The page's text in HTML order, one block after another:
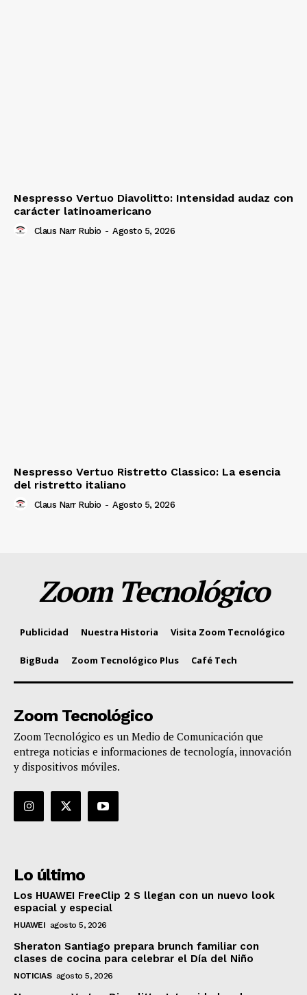
Nespresso Vertuo Diavolitto: Intensidad audaz con
carácter latinoamericano
Claus Narr Rubio - Agosto 5, 2026
Nespresso Vertuo Ristretto Classico: La esencia
del ristretto italiano
Claus Narr Rubio - Agosto 5, 2026
Zoom Tecnológico
Publicidad Nuestra Historia Visita Zoom Tecnológico
BigBuda Zoom Tecnológico Plus Café Tech
Zoom Tecnológico
Zoom Tecnológico es un Medio de Comunicación que
entrega noticias e informaciones de tecnología, innovación
y dispositivos móviles.
Lo último
Los HUAWEI FreeClip 2 S llegan con un nuevo look
espacial y especial
HUAWEI agosto 5, 2026
Sheraton Santiago prepara brunch familiar con
clases de cocina para celebrar el Día del Niño
NOTICIAS agosto 5, 2026